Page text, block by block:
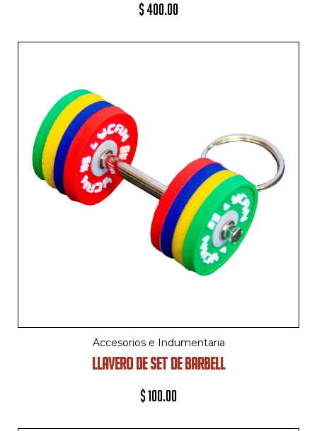
$400.00
Accesorios e Indumentaria
LLAVERO DE SET DE BARBELL
$100.00